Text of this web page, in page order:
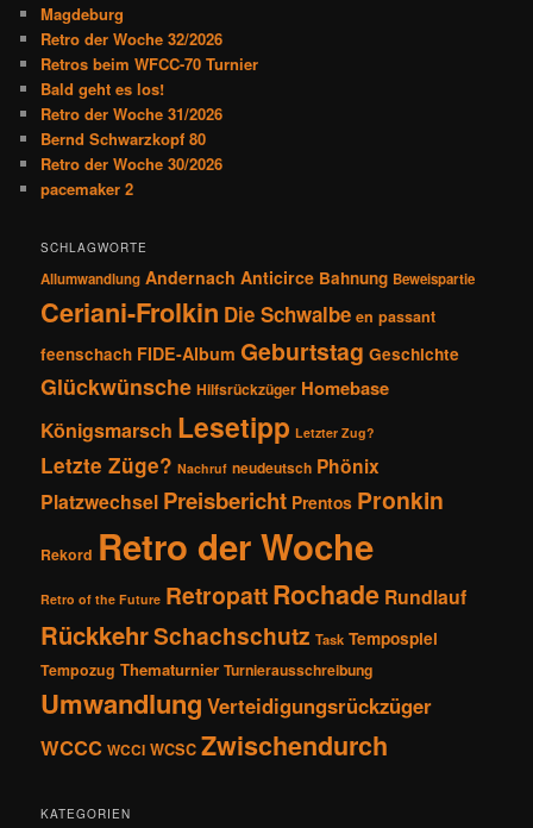
a
v
i
g
a
t
i
o
n
Magdeburg
Retro der Woche 32/2026
Retros beim WFCC-70 Turnier
Bald geht es los!
Retro der Woche 31/2026
Bernd Schwarzkopf 80
Retro der Woche 30/2026
pacemaker 2
SCHLAGWORTE
Allumwandlung Andernach Anticirce Bahnung Beweispartie
Ceriani-Frolkin Die Schwalbe en passant
feenschach FIDE-Album Geburtstag Geschichte
Glückwünsche Hilfsrückzüger Homebase
Königsmarsch Lesetipp Letzter Zug?
Letzte Züge? Nachruf neudeutsch Phönix
Platzwechsel Preisbericht Prentos Pronkin
Rekord Retro der Woche
Retro of the Future RetropattRochade Rundlauf
RückkehrSchachschutz Task Tempospiel
Tempozug Thematurnier Turnierausschreibung
Umwandlung Verteidigungsrückzüger
WCCC WCCI WCSC Zwischendurch
KATEGORIEN